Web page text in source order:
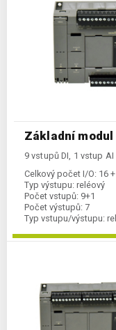
Základní modul
9 vstupů DI, 1 vstup
Celkový počet I/O: 16
Typ výstupu: reléový
Počet vstupů: 9+1
Počet výstupů: 7
Typ vstupu/výstupu:
Kategorie: FC6A-CPU